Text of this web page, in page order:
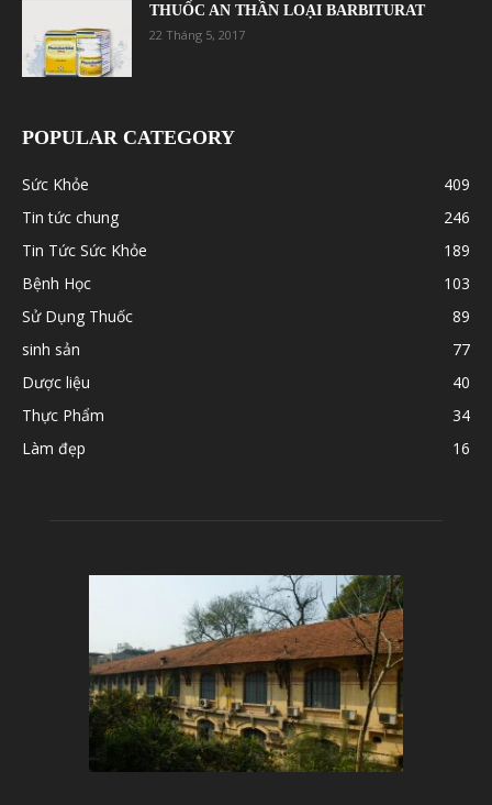
THUỐC AN THẦN LOẠI BARBITURAT
22 Tháng 5, 2017
POPULAR CATEGORY
Sức Khỏe
409
Tin tức chung
246
Tin Tức Sức Khỏe
189
Bệnh Học
103
Sử Dụng Thuốc
89
sinh sản
77
Dược liệu
40
Thực Phẩm
34
Làm đẹp
16